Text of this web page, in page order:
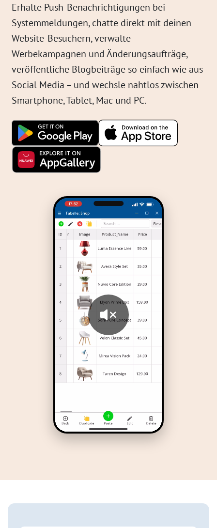
Erhalte Push-Benachrichtigungen bei
Systemmeldungen, chatte direkt mit deinen
Website-Besuchern, verwalte
Werbekampagnen und Änderungsaufträge,
veröffentliche Blogbeiträge so einfach wie aus
Social Media – und wechsle nahtlos zwischen
Smartphone, Tablet, Mac und PC.